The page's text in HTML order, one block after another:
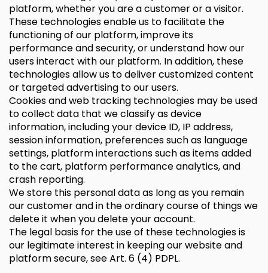
platform, whether you are a customer or a visitor.
These technologies enable us to facilitate the
functioning of our platform, improve its
performance and security, or understand how our
users interact with our platform. In addition, these
technologies allow us to deliver customized content
or targeted advertising to our users.
Cookies and web tracking technologies may be used
to collect data that we classify as device
information, including your device ID, IP address,
session information, preferences such as language
settings, platform interactions such as items added
to the cart, platform performance analytics, and
crash reporting.
We store this personal data as long as you remain
our customer and in the ordinary course of things we
delete it when you delete your account.
The legal basis for the use of these technologies is
our legitimate interest in keeping our website and
platform secure, see Art. 6 (4) PDPL.